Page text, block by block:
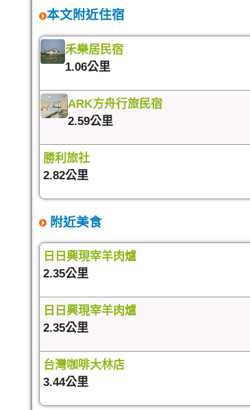
本文附近住宿
禾樂居民宿
1.06公里
ARK方舟行旅民宿
2.59公里
勝利旅社
2.82公里
附近美食
日日興現宰羊肉爐
2.35公里
日日興現宰羊肉爐
2.35公里
台灣咖啡大林店
3.44公里